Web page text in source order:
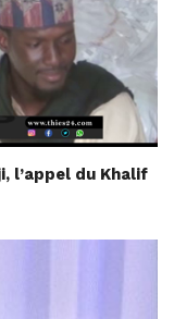
l’appel du Khalif